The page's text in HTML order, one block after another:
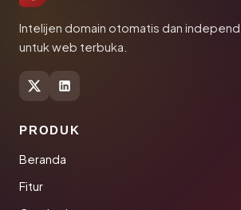
Intelijen domain otomatis dan
untuk web terbuka.
PRODUK
Beranda
Fitur